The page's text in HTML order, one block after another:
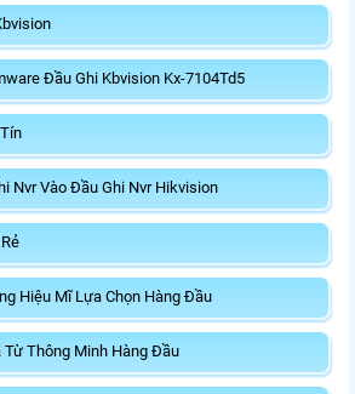
Đầu Ghi Kbvision Kx-7104Td5
Nvr Vào Đầu Ghi Nvr Hikvision
Hiệu Mĩ Lựa Chọn Hàng Đầu
Thông Minh Hàng Đầu